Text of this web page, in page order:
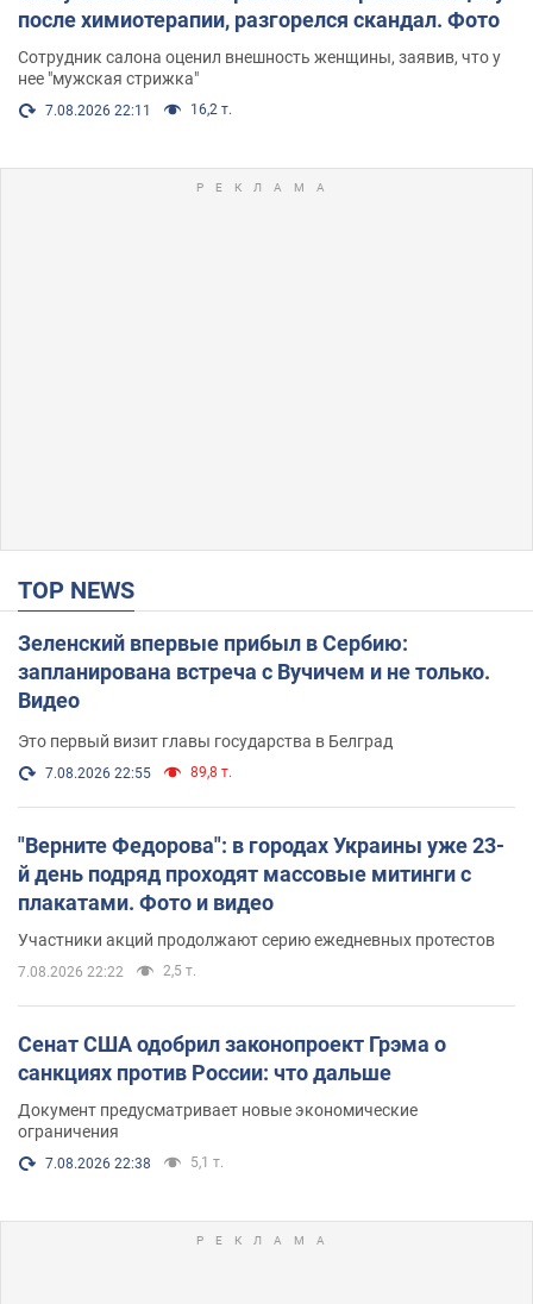
после химиотерапии, разгорелся скандал. Фото
Сотрудник салона оценил внешность женщины, заявив, что у
нее "мужская стрижка"
7.08.2026 22:11 16,2 т.
TOP NEWS
Зеленский впервые прибыл в Сербию:
запланирована встреча с Вучичем и не только.
Видео
Это первый визит главы государства в Белград
7.08.2026 22:55 89,8 т.
"Верните Федорова": в городах Украины уже 23-
й день подряд проходят массовые митинги с
плакатами. Фото и видео
Участники акций продолжают серию ежедневных протестов
7.08.2026 22:22 2,5 т.
Сенат США одобрил законопроект Грэма о
санкциях против России: что дальше
Документ предусматривает новые экономические
ограничения
7.08.2026 22:38 5,1 т.